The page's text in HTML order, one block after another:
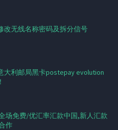
改无线名称密码及拆分信号
大利邮局黑卡postepay evolution
场免费/优汇率汇款中国,新人汇款
作